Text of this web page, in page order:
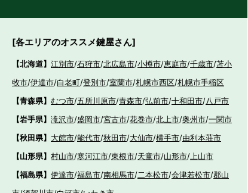
[各エリアのオススメ鍵屋さん]
【北海道】 江別市/石狩市/北広島市/小樽市/恵庭市/千歳市/苫小
牧市/伊達市/白老町/登別市/室蘭市/札幌市西区/札幌市手稲区
【青森県】 むつ市/五所川原市/青森市/弘前市/十和田市/八戸市
【岩手県】 滝沢市/盛岡市/宮古市/花巻市/北上市/奥州市/一関市
【秋田県】 大館市/能代市/秋田市/大仙市/横手市/由利本荘市
【山形県】 村山市/寒河江市/東根市/天童市/山形市/上山市
【福島県】 伊達市/福島市/南相馬市/二本松市/会津若松市/郡山